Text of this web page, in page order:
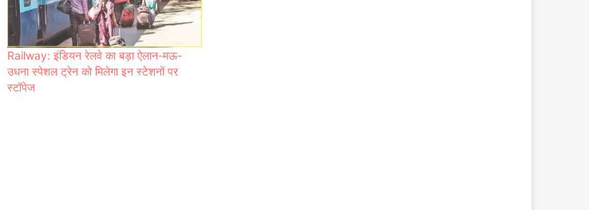
Railway: इंडियन रेलवे का बड़ा ऐलान-मऊ-
उधना स्पेशल ट्रेन को मिलेगा इन स्टेशनों पर
स्टॉपेज